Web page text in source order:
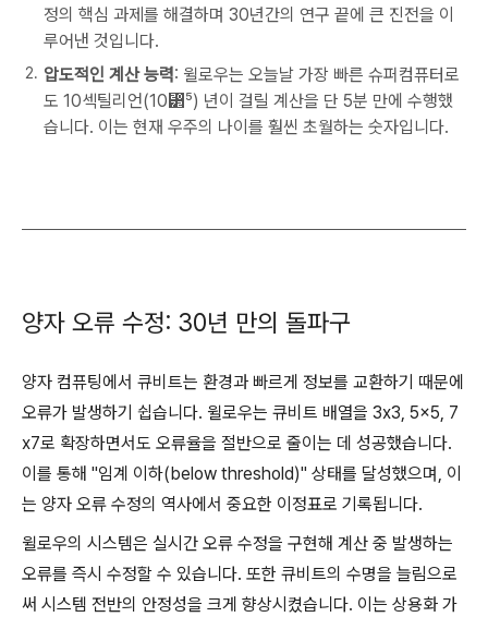
정의 핵심 과제를 해결하며 30년간의 연구 끝에 큰 진전을 이
루어낸 것입니다.
압도적인 계산 능력: 윌로우는 오늘날 가장 빠른 슈퍼컴퓨터로
도 10섹틸리언(10⁲⁵) 년이 걸릴 계산을 단 5분 만에 수행했
습니다. 이는 현재 우주의 나이를 훨씬 초월하는 숫자입니다.
양자 오류 수정: 30년 만의 돌파구
양자 컴퓨팅에서 큐비트는 환경과 빠르게 정보를 교환하기 때문에
오류가 발생하기 쉽습니다. 윌로우는 큐비트 배열을 3x3, 5x5, 7
x7로 확장하면서도 오류율을 절반으로 줄이는 데 성공했습니다.
이를 통해 "임계 이하(below threshold)" 상태를 달성했으며, 이
는 양자 오류 수정의 역사에서 중요한 이정표로 기록됩니다.
윌로우의 시스템은 실시간 오류 수정을 구현해 계산 중 발생하는
오류를 즉시 수정할 수 있습니다. 또한 큐비트의 수명을 늘림으로
써 시스템 전반의 안정성을 크게 향상시켰습니다. 이는 상용화 가